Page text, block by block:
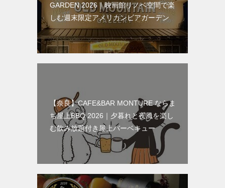
GARDEN 2026｜映画館リノベ空間で楽
しむ週末限定アメリカンビアガーデン
【奈良】CAFE&BAR MONTURE ならま
ち屋上BBQ 2026｜夕暮れと夜風を楽し
む飲み放題付き屋上バーベキュー